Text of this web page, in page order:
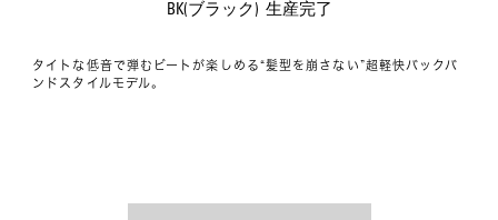
BK(ブラック)  生産完了
タイトな低音で弾むビートが楽しめる“髪型を崩さない”超軽快バックバ
ンドスタイルモデル。